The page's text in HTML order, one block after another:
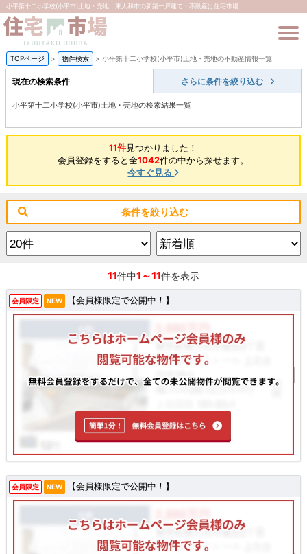
小平第十二小学校(小平市)土地・売地｜東大和市の新築一戸建て・不動産は住宅市場
TOPページ > 物件検索 > 小平第十二小学校(小平市)土地・売地の不動産情報一覧
現在の検索条件 さらに条件を絞り込む
小平第十二小学校(小平市)土地・売地の検索結果一覧
11件見つかりました！
会員登録をすると全1042件の中から探せます。
今すぐ見る
条件を絞り込む
11件中1～11件を表示
会員限定 NEW 【会員様限定で公開中！】
会員限定 NEW 【会員様限定で公開中！】